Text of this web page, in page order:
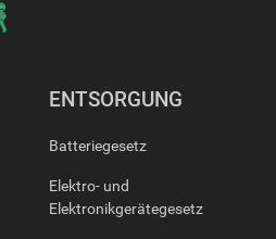
ENTSORGUNG
Batteriegesetz
Elektro- und
Elektronikgerätegesetz